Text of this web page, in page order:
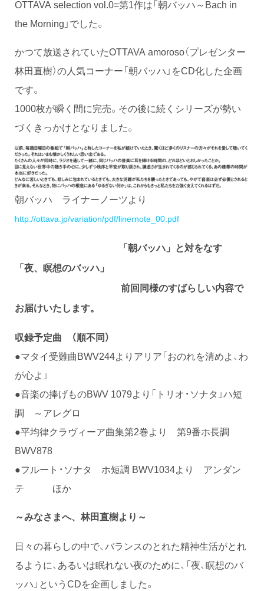
OTTAVA selection vol.0=第1作は「朝バッハ～Bach in
the Morning」でした。
かつて放送されていたOTTAVA amoroso（プレゼンター
林田直樹）の人気コーナー「朝バッハ」をCD化した企画
です。
1000枚が瞬く間に完売。その後に続くシリーズが勢い
づくきっかけとなりました。
朝バッハ ライナーノーツより
http://ottava.jp/variation/pdf/linernote_00.pdf
「朝バッハ」と対をなす
「夜、瞑想のバッハ」
前回同様のすばらしい内容で
お届けいたします。
収録予定曲 （順不同）
●マタイ受難曲BWV244よりアリア「おのれを清めよ、わ
が心よ」
●音楽の捧げものBWV 1079より「トリオ・ソナタ」ハ短
調 ～アレグロ
●平均律クラヴィーア曲集第2巻より 第9番ホ長調
BWV878
●フルート・ソナタ ホ短調 BWV1034より アンダン
テ ほか
～みなさまへ、林田直樹より～
日々の暮らしの中で、バランスのとれた精神生活がとれ
るように、あるいは眠れない夜のために、「夜、瞑想のバ
ッハ」というCDを企画しました。